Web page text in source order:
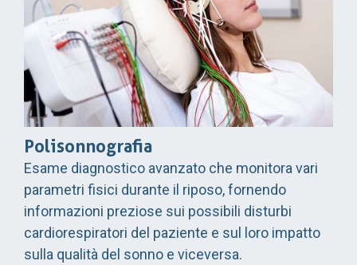
Polisonnografia
Esame diagnostico avanzato che monitora vari
parametri fisici durante il riposo, fornendo
informazioni preziose sui possibili disturbi
cardiorespiratori del paziente e sul loro impatto
sulla qualità del sonno e viceversa.